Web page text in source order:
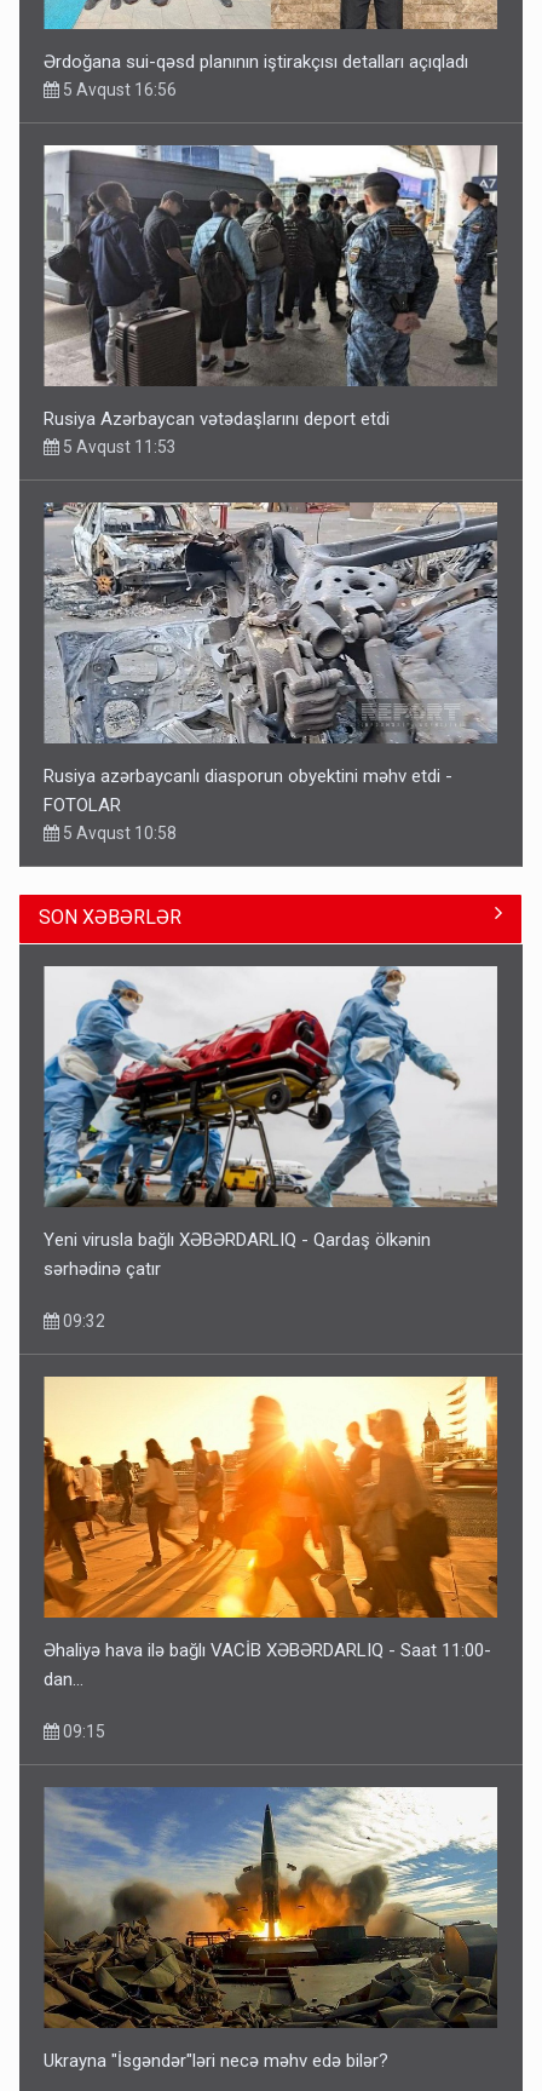
Ərdoğana sui-qəsd planının iştirakçısı detalları açıqladı
5 Avqust 16:56
Rusiya Azərbaycan vətədaşlarını deport etdi
5 Avqust 11:53
Rusiya azərbaycanlı diasporun obyektini məhv etdi -
FOTOLAR
5 Avqust 10:58
Əhaliyə hava ilə bağlı VACİB XƏBƏRDARLIQ - Saat 11:00-
dan…
ŞOK! David Seliverstov ölkədən qaçdı
6 Avqust 14:14
Bu ölkələrə şəxsiyyət vəsiqəsi ilə gedə biləcəksiniz -
SİYAHI
6 Avqust 10:53
SON XƏBƏRLƏR
Yeni virusla bağlı XƏBƏRDARLIQ - Qardaş ölkənin
sərhədinə çatır
09:32
Əhaliyə hava ilə bağlı VACİB XƏBƏRDARLIQ - Saat 11:00-
dan…
09:15
Ukrayna "İsgəndər"ləri necə məhv edə bilər?